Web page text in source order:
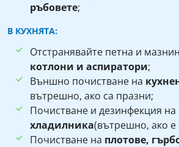
ръбовете;
В КУХНЯТА:
Отстранявайте петна и
котлони и аспиратори;
Външно почистване на
вътрешно, ако са празни;
Почистване и дезинфекция на
хладилника(вътрешно, ако е
Почистване на плотове,